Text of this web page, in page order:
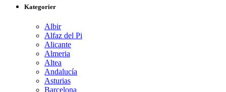
Kategorier
Albir
Alfaz del Pi
Alicante
Almeria
Altea
Andalucía
Asturias
Barcelona